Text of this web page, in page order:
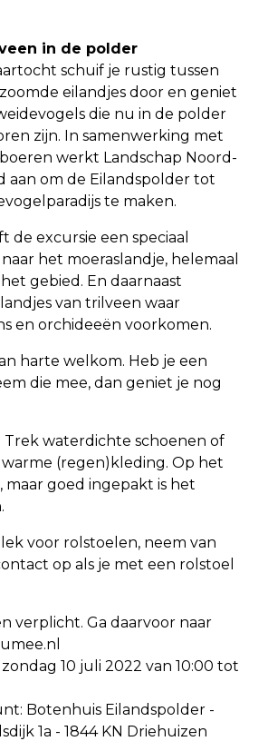
in de polder
schuif je rustig tussen
eilandjes door en geniet
die nu in de polder
zijn. In samenwerking met
werkt Landschap Noord-
aan om de Eilandspolder tot
te maken.
de excursie een speciaal
het moeraslandje, helemaal
gebied. En daarnaast
van trilveen waar
en orchideeën voorkomen.
harte welkom. Heb je een
die mee, dan geniet je nog
Trek waterdichte schoenen of
warme (regen)kleding. Op het
maar goed ingepakt is het
voor rolstoelen, neem van
op als je met een rolstoel
verplicht. Ga daarvoor naar
10 juli 2022 van 10:00 tot
Botenhuis Eilandspolder -
1a - 1844 KN Driehuizen